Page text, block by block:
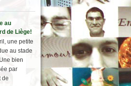
au
de Liège!
une petite
au stade
bien
par
de